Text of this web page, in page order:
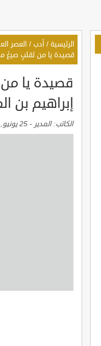
الرئيسية / أدب / العصر
قصيدة يا من لقلبٍ صيغَ
قصيدة يا
إبراهيم بن
الكاتب:المدير - 25 يونيو, 2022